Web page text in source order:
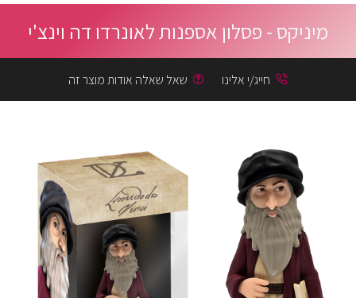
מיניקס - פסלון אספנות לאונרדו דה וינצ'י
חייג/י אלינו שאל שאלה אודות מוצר זה